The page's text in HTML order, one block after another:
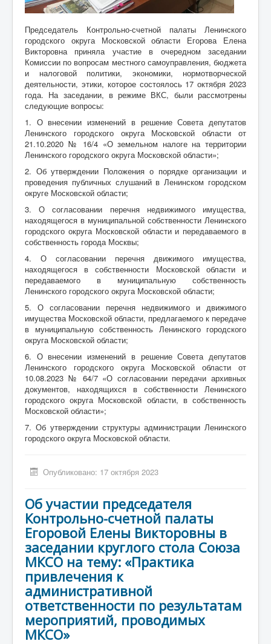
Председатель Контрольно-счетной палаты Ленинского
городского округа Московской области Егорова Елена
Викторовна приняла участие в очередном заседании
Комиссии по вопросам местного самоуправления, бюджета
и налоговой политики, экономики, нормотворческой
деятельности, этики, которое состоялось 17 октября 2023
года. На заседании, в режиме ВКС, были рассмотрены
следующие вопросы:
1. О внесении изменений в решение Совета депутатов
Ленинского городского округа Московской области от
21.10.2020 № 16/4 «О земельном налоге на территории
Ленинского городского округа Московской области»;
2. Об утверждении Положения о порядке организации и
проведения публичных слушаний в Ленинском городском
округе Московской области;
3. О согласовании перечня недвижимого имущества,
находящегося в муниципальной собственности Ленинского
городского округа Московской области и передаваемого в
собственность города Москвы;
4. О согласовании перечня движимого имущества,
находящегося в собственности Московской области и
передаваемого в муниципальную собственность
Ленинского городского округа Московской области;
5. О согласовании перечня недвижимого и движимого
имущества Московской области, предлагаемого к передаче
в муниципальную собственность Ленинского городского
округа Московской области;
6. О внесении изменений в решение Совета депутатов
Ленинского городского округа Московской области от
10.08.2023 № 64/7 «О согласовании передачи архивных
документов, находящихся в собственности Ленинского
городского округа Московской области, в собственность
Московской области»;
7. Об утверждении структуры администрации Ленинского
городского округа Московской области.
Опубликовано: 17 октября 2023
Об участии председателя
Контрольно-счетной палаты
Егоровой Елены Викторовны в
заседании круглого стола Союза
МКСО на тему: «Практика
привлечения к
административной
ответственности по результатам
мероприятий, проводимых
МКСО»